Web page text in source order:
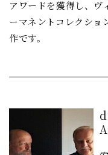
アワードを獲得し、ヴ
ーマネントコレクショ
作です。